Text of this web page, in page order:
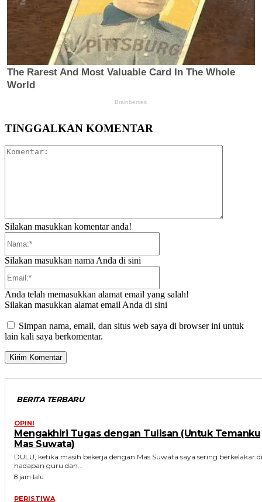
TINGGALKAN KOMENTAR
Silakan masukkan komentar anda!
Silakan masukkan nama Anda di sini
Anda telah memasukkan alamat email yang salah!
Silakan masukkan alamat email Anda di sini
Simpan nama, email, dan situs web saya di browser ini untuk
lain kali saya berkomentar.
BERITA TERBARU
OPINI
Mengakhiri Tugas dengan Tulisan (Untuk Temanku
Mas Suwata)
DULU, ketika masih bekerja dengan Mas Suwata saya sering berkelakar di
hadapan guru dan...
8 jam lalu
PERISTIWA